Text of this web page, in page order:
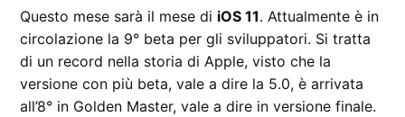
Questo mese sarà il mese di iOS 11. Attualmente è in
circolazione la 9° beta per gli sviluppatori. Si tratta
di un record nella storia di Apple, visto che la
versione con più beta, vale a dire la 5.0, è arrivata
all’8° in Golden Master, vale a dire in versione finale.